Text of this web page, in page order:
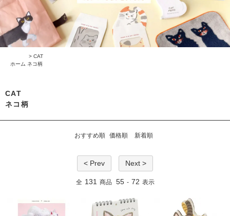
ホーム
> CAT
ネコ柄
CAT
ネコ柄
おすすめ順 価格順 新着順
< Prev Next >
全 131 商品 55 - 72 表示